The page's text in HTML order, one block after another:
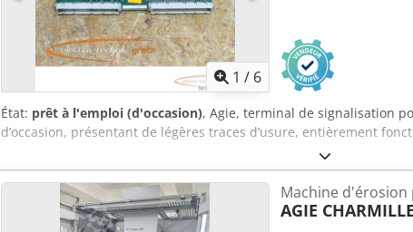
1 / 6
État: prêt à l'emploi (d'occasion), Agie, terminal de signalisation
d’occasion, présentant de légères traces d’usure, entièrement
Machine d'érosion
AGIE